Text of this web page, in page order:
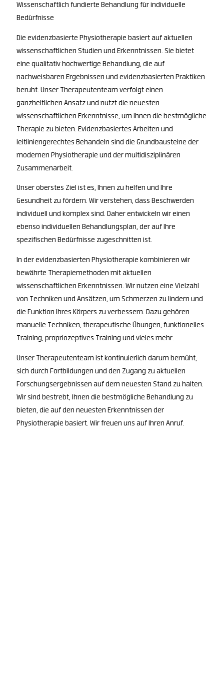
Wissenschaftlich fundierte Behandlung für individuelle
Bedürfnisse
Die evidenzbasierte Physiotherapie basiert auf aktuellen
wissenschaftlichen Studien und Erkenntnissen. Sie bietet
eine qualitativ hochwertige Behandlung, die auf
nachweisbaren Ergebnissen und evidenzbasierten Praktiken
beruht. Unser Therapeutenteam verfolgt einen
ganzheitlichen Ansatz und nutzt die neuesten
wissenschaftlichen Erkenntnisse, um Ihnen die bestmögliche
Therapie zu bieten. Evidenzbasiertes Arbeiten und
leitliniengerechtes Behandeln sind die Grundbausteine der
modernen Physiotherapie und der multidisziplinären
Zusammenarbeit.
Unser oberstes Ziel ist es, Ihnen zu helfen und Ihre
Gesundheit zu fördern. Wir verstehen, dass Beschwerden
individuell und komplex sind. Daher entwickeln wir einen
ebenso individuellen Behandlungsplan, der auf Ihre
spezifischen Bedürfnisse zugeschnitten ist.
In der evidenzbasierten Physiotherapie kombinieren wir
bewährte Therapiemethoden mit aktuellen
wissenschaftlichen Erkenntnissen. Wir nutzen eine Vielzahl
von Techniken und Ansätzen, um Schmerzen zu lindern und
die Funktion Ihres Körpers zu verbessern. Dazu gehören
manuelle Techniken, therapeutische Übungen, funktionelles
Training, propriozeptives Training und vieles mehr.
Unser Therapeutenteam ist kontinuierlich darum bemüht,
sich durch Fortbildungen und den Zugang zu aktuellen
Forschungsergebnissen auf dem neuesten Stand zu halten.
Wir sind bestrebt, Ihnen die bestmögliche Behandlung zu
bieten, die auf den neuesten Erkenntnissen der
Physiotherapie basiert. Wir freuen uns auf Ihren Anruf.